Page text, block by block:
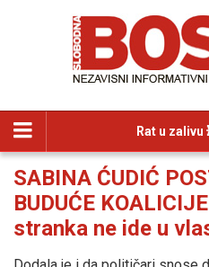
Rat u zalivu
SABINA ĆUDIĆ
BUDUĆE
stranka ne ide u